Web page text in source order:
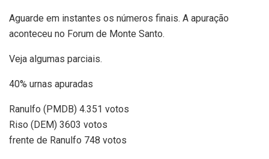
Aguarde em instantes os números finais. A apuração
aconteceu no Forum de Monte Santo.
Veja algumas parciais.
40% urnas apuradas
Ranulfo (PMDB) 4.351 votos
Riso (DEM) 3603 votos
frente de Ranulfo 748 votos